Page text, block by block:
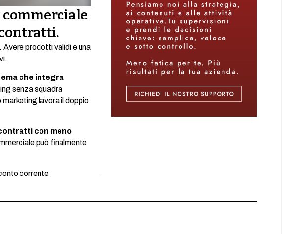
commerciale
Avere prodotti validi e una
che integra
senza squadra
lavora il doppio
con meno
può finalmente
corrente